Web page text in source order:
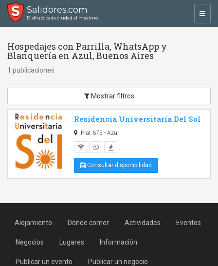
Salidores.com
Disfrutá cada ciudad al máximo
Hospedajes con Parrilla, WhatsApp y
Blanquería en Azul, Buenos Aires
1 publicaciones
Mostrar filtros
Residencia Universitaria Del Sol
Prat 675 - Azul
Consultar disponibilidad
Alojamiento Dónde comer Actividades Eventos
Negocios Lugares Información
Publicar un evento Publicar un negocio